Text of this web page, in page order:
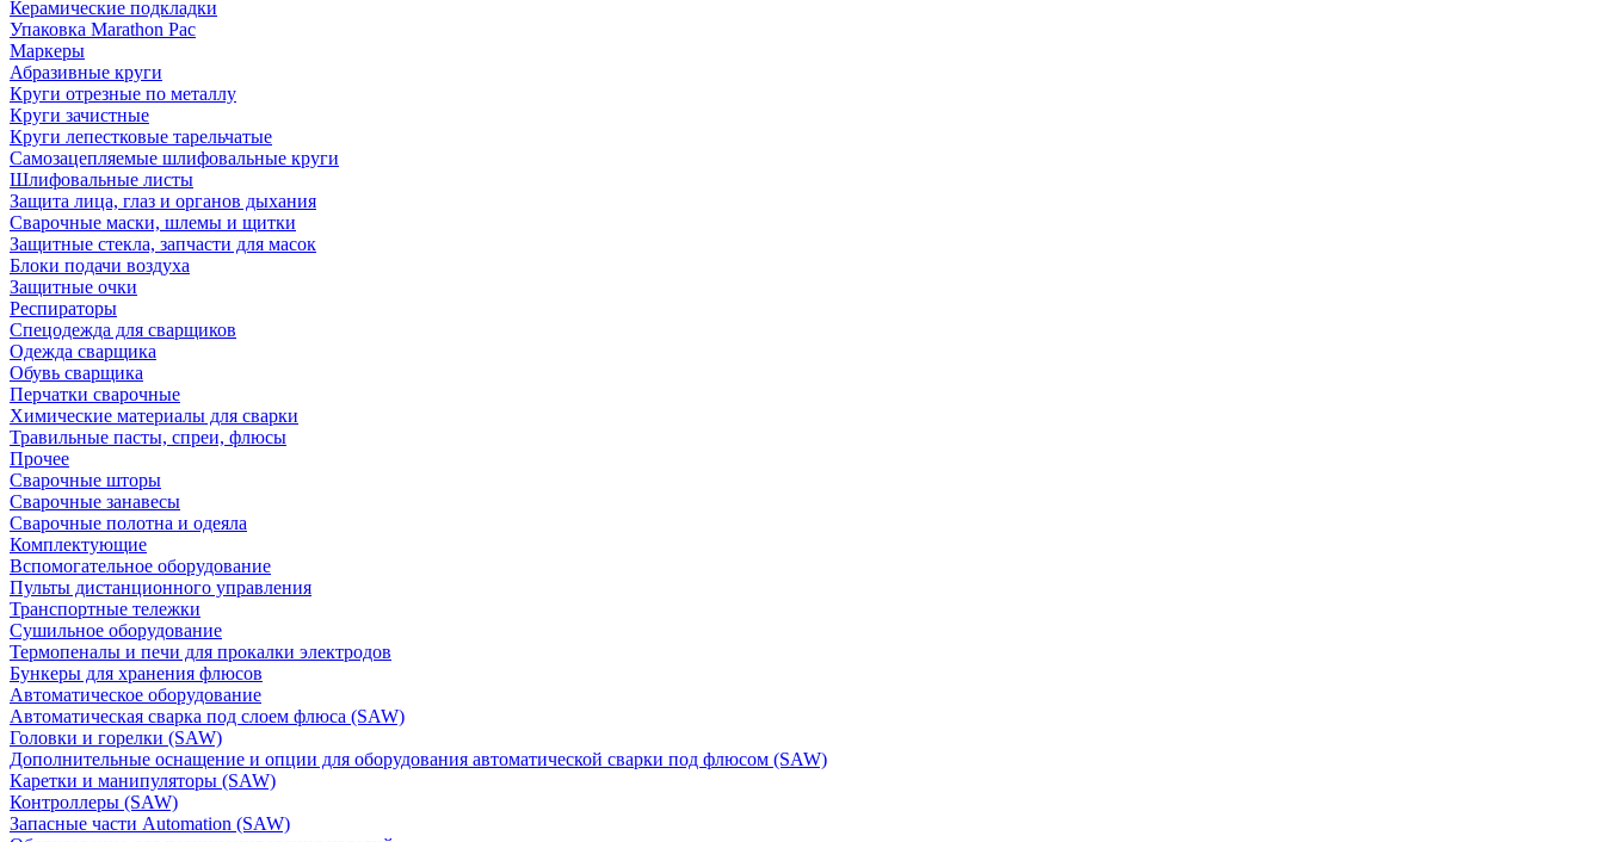
Керамические подкладки
Упаковка Marathon Pac
Маркеры
Абразивные круги
Круги отрезные по металлу
Круги зачистные
Круги лепестковые тарельчатые
Самозацепляемые шлифовальные круги
Шлифовальные листы
Защита лица, глаз и органов дыхания
Сварочные маски, шлемы и щитки
Защитные стекла, запчасти для масок
Блоки подачи воздуха
Защитные очки
Респираторы
Спецодежда для сварщиков
Одежда сварщика
Обувь сварщика
Перчатки сварочные
Химические материалы для сварки
Травильные пасты, спреи, флюсы
Прочее
Сварочные шторы
Сварочные занавесы
Сварочные полотна и одеяла
Комплектующие
Вспомогательное оборудование
Пульты дистанционного управления
Транспортные тележки
Сушильное оборудование
Термопеналы и печи для прокалки электродов
Бункеры для хранения флюсов
Автоматическое оборудование
Автоматическая сварка под слоем флюса (SAW)
Головки и горелки (SAW)
Дополнительные оснащение и опции для оборудования автоматической сварки под флюсом (SAW)
Каретки и манипуляторы (SAW)
Контроллеры (SAW)
Запасные части Automation (SAW)